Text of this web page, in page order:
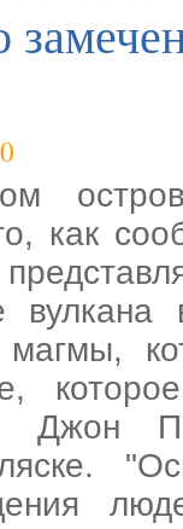
как
вулкана
магмы,
Джон